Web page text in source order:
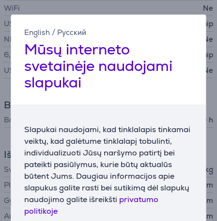
English / Русский
Mūsų interneto
svetainėje naudojami
slapukai
Slapukai naudojami, kad tinklalapis tinkamai
veiktų, kad galėtume tinklalapį tobulinti,
individualizuoti Jūsų naršymo patirtį bei
pateikti pasiūlymus, kurie būtų aktualūs
būtent Jums. Daugiau informacijos apie
slapukus galite rasti bei sutikimą dėl slapukų
naudojimo galite išreikšti privatumo
politikoje
WiFi
Ne
USB-A
Taip
NFC
Ne
6,3 mm garso įvestis
Taip
USB-C
Ne
Baterija
Baterijos veikimo laikas 30 h
Išmatavimai
Svoris
6,3 kg
Plotis
51,2 cm
Gylis
22,2 cm
Aukštis
22,4 cm